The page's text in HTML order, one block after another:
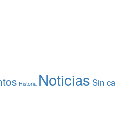
Historia Noticias Sin